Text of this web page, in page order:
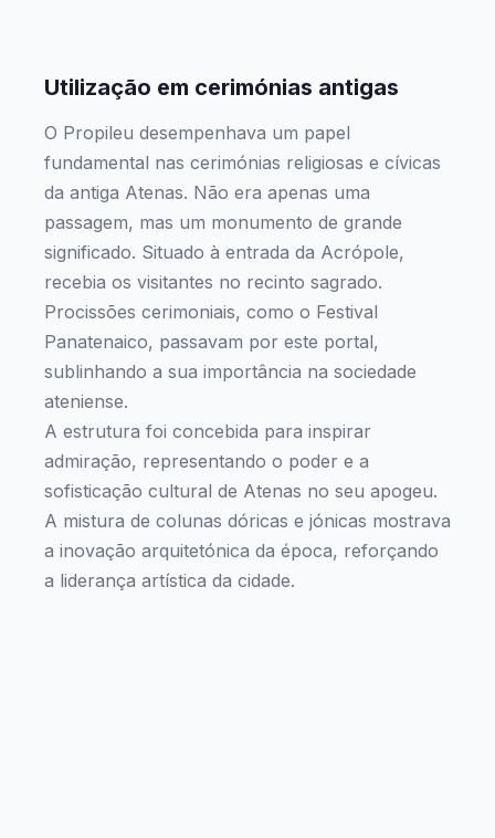
Utilização em cerimónias antigas
O Propileu desempenhava um papel
fundamental nas cerimónias religiosas e cívicas
da antiga Atenas. Não era apenas uma
passagem, mas um monumento de grande
significado. Situado à entrada da Acrópole,
recebia os visitantes no recinto sagrado.
Procissões cerimoniais, como o Festival
Panatenaico, passavam por este portal,
sublinhando a sua importância na sociedade
ateniense.
A estrutura foi concebida para inspirar
admiração, representando o poder e a
sofisticação cultural de Atenas no seu apogeu.
A mistura de colunas dóricas e jónicas mostrava
a inovação arquitetónica da época, reforçando
a liderança artística da cidade.